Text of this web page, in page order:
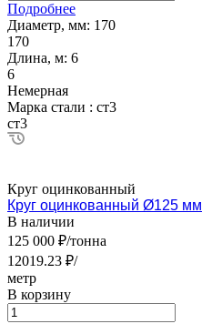
Подробнее
Диаметр, мм: 170
170
Длина, м: 6
6
Немерная
Марка стали : ст3
ст3
Круг оцинкованный
Круг оцинкованный Ø125 мм
В наличии
125 000 ₽/тонна
12019.23 ₽/
метр
В корзину